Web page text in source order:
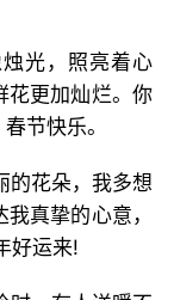
光，照亮着心
花更加灿烂。你
节快乐。
的花朵，我多想
真挚的心意，
好运来!